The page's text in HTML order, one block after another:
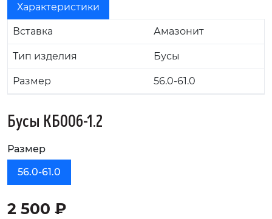
Характеристики
Вставка Амазонит
Тип изделия Бусы
Размер 56.0-61.0
Бусы КБ006-1.2
Размер
56.0-61.0
2 500 ₽